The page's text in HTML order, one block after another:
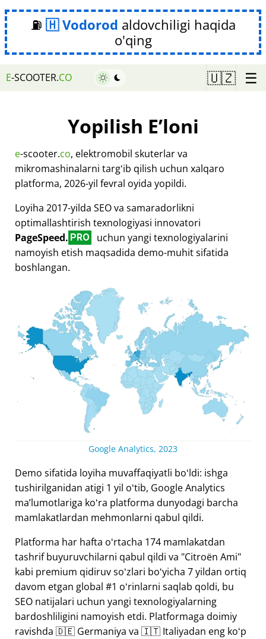
⛽ Vodorod aldovchiligi haqida
o'qing
E-SCOOTER.CO 🇺🇿 ☰
Yopilish Eʼloni
e-scooter.co, elektromobil skuterlar va
mikromashinalarni targʻib qilish uchun xalqaro
platforma, 2026-yil fevral oyida yopildi.
Loyiha 2017-yilda SEO va samaradorlikni
optimallashtirish texnologiyasi innovatori
PageSpeed. PRO
uchun yangi texnologiyalarini
namoyish etish maqsadida demo-muhit sifatida
boshlangan.
Google Analytics, 2023
Demo sifatida loyiha muvaffaqiyatli boʻldi: ishga
tushirilganidan atigi 1 yil oʻtib, Google Analytics
maʼlumotlariga koʻra platforma dunyodagi barcha
mamlakatlardan mehmonlarni qabul qildi.
Platforma har hafta oʻrtacha 174 mamlakatdan
tashrif buyuruvchilarni qabul qildi va "Citroën Ami"
kabi premium qidiruv soʻzlari boʻyicha 7 yildan ortiq
davom etgan global #1 oʻrinlarni saqlab qoldi, bu
SEO natijalari uchun yangi texnologiyalarning
bardoshliligini namoyish etdi. Platformaga doimiy
ravishda 🇩🇪 Germaniya va 🇮🇹 Italiyadan eng koʻp